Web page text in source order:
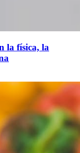
la física, la